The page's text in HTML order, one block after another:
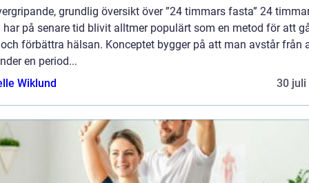
grundlig översikt över ”24 timmars fasta” 24
på senare tid blivit alltmer populärt som en metod för att
förbättra hälsan. Konceptet bygger på att man avstår från
en period...
Wiklund
30 juli